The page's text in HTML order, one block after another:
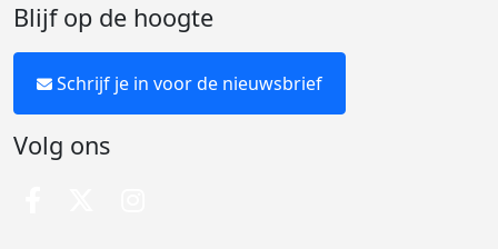
Blijf op de hoogte
Schrijf je in voor de nieuwsbrief
Volg ons